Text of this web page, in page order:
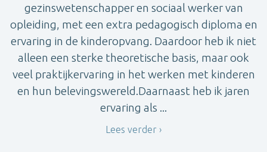
gezinswetenschapper en sociaal werker van
opleiding, met een extra pedagogisch diploma en
ervaring in de kinderopvang. Daardoor heb ik niet
alleen een sterke theoretische basis, maar ook
veel praktijkervaring in het werken met kinderen
en hun belevingswereld.Daarnaast heb ik jaren
ervaring als ...
Lees verder